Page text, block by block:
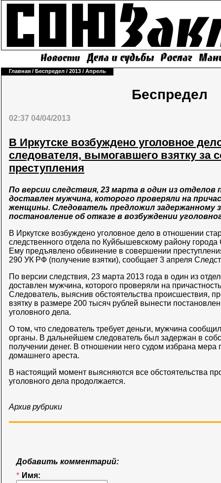
Главная / Беспредел / 2013 / Апрель
Беспредел
02:37 04/04/2013
В Иркутске возбуждено уголовное
следователя, вымогавшего взятку за
преступления
По версии следствия, 23 марта в один из отделов
доставлен мужчина, которого проверяли на
женщины. Следователь предложил задержанному
постановление об отказе в возбуждении
В Иркутске возбуждено уголовное дело в отношении
следственного отдела по Куйбышевскому району
Ему предъявлено обвинение в совершении
290 УК РФ (получение взятки), сообщает 3 апреля
По версии следствия, 23 марта 2013 года в один из
доставлен мужчина, которого проверяли на
Следователь, выяснив обстоятельства происшествия,
взятку в размере 200 тысяч рублей вынести
уголовного дела.
О том, что следователь требует деньги, мужчина
органы. В дальнейшем следователь был задержан в
получении денег. В отношении него судом избрана мера
домашнего ареста.
В настоящий момент выясняются все обстоятельства
уголовного дела продолжается.
Архив рубрики
Добавить комментарий:
* Имя: